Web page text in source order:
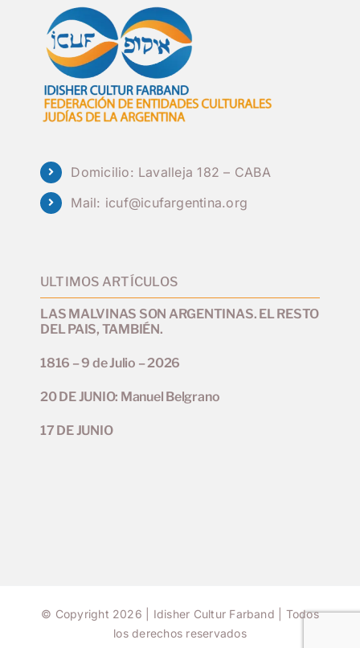
Domicilio: Lavalleja 182 – CABA
Mail: icuf@icufargentina.org
ULTIMOS ARTÍCULOS
LAS MALVINAS SON ARGENTINAS. EL RESTO
DEL PAIS, TAMBIÉN.
1816 – 9 de Julio – 2026
20 DE JUNIO: Manuel Belgrano
17 DE JUNIO
© Copyright 2026 | Idisher Cultur Farband | Todos
los derechos reservados